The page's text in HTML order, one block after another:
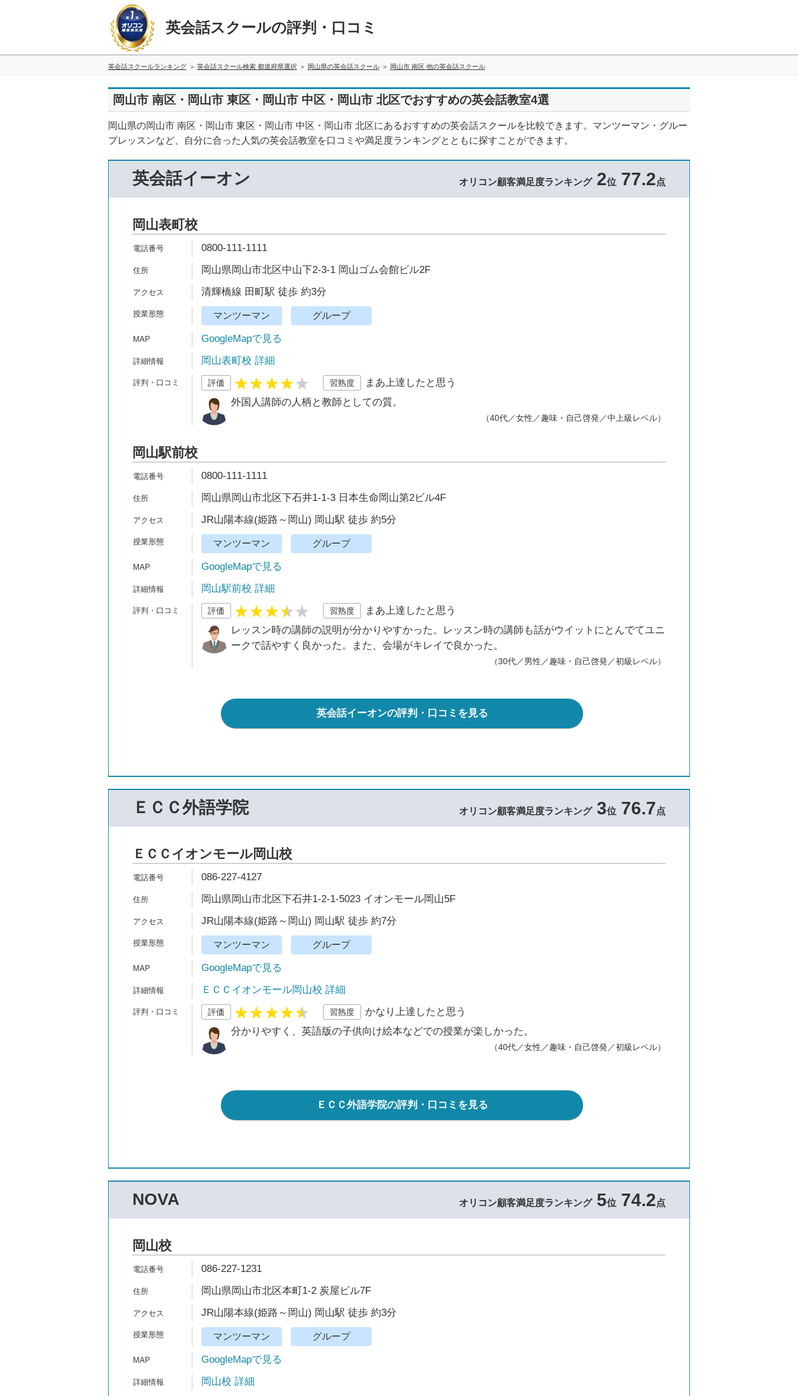
英会話スクールの評判・口コミ
英会話スクールランキング 英会話スクール検索 都道府県選択 岡山県の英会話スクール 岡山市 南区 他の英会話スクール
岡山市 南区・岡山市 東区・岡山市 中区・岡山市 北区でおすすめの英会話教室4選
岡山県の岡山市 南区・岡山市 東区・岡山市 中区・岡山市 北区にあるおすすめの英会話スクールを比較できます。マンツーマン・グルー
プレッスンなど、自分に合った人気の英会話教室を口コミや満足度ランキングとともに探すことができます。
英会話イーオン オリコン顧客満足度ランキング2位 77.2点
岡山表町校
0800-111-1111
岡山県岡山市北区中山下2-3-1 岡山ゴム会館ビル2F
清輝橋線 田町駅 徒歩 約3分
マンツーマン グループ
GoogleMapで見る
岡山表町校 詳細
評価 習熟度
まあ上達したと思う
外国人講師の人柄と教師としての質。
（40代／女性／趣味・自己啓発／中上級レベル）
岡山駅前校
0800-111-1111
岡山県岡山市北区下石井1-1-3 日本生命岡山第2ビル4F
JR山陽本線(姫路～岡山) 岡山駅 徒歩 約5分
マンツーマン グループ
GoogleMapで見る
岡山駅前校 詳細
評価 習熟度
まあ上達したと思う
レッスン時の講師の説明が分かりやすかった。レッスン時の講師も話がウイットにとんでてユニ
ークで話やすく良かった。また、会場がキレイで良かった。
（30代／男性／趣味・自己啓発／初級レベル）
英会話イーオンの評判・口コミを見る
ＥＣＣ外語学院 オリコン顧客満足度ランキング3位 76.7点
ＥＣＣイオンモール岡山校
086-227-4127
岡山県岡山市北区下石井1-2-1-5023 イオンモール岡山5F
JR山陽本線(姫路～岡山) 岡山駅 徒歩 約7分
マンツーマン グループ
GoogleMapで見る
ＥＣＣイオンモール岡山校 詳細
評価 習熟度
かなり上達したと思う
分かりやすく、英語版の子供向け絵本などでの授業が楽しかった。
（40代／女性／趣味・自己啓発／初級レベル）
ＥＣＣ外語学院の評判・口コミを見る
NOVA オリコン顧客満足度ランキング5位 74.2点
岡山校
086-227-1231
岡山県岡山市北区本町1-2 炭屋ビル7F
JR山陽本線(姫路～岡山) 岡山駅 徒歩 約3分
マンツーマン グループ
GoogleMapで見る
岡山校 詳細